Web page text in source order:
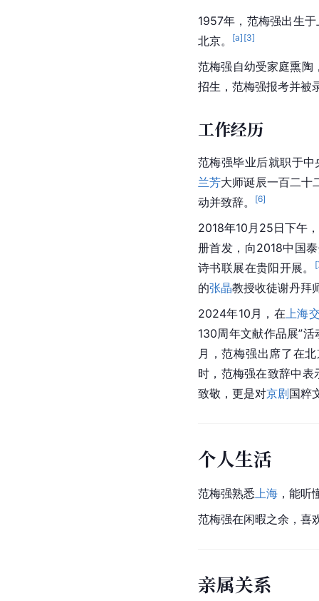
1957年，范梅强出生
北京。
[a] [3]
范梅强自幼受家庭熏陶
招生，范梅强报考并被
工作经历
范梅强毕业后就职于
兰芳大师诞辰一百二十
动并致辞。
[6]
2018年10月25日下午
册首发，向2018中国
诗书联展在贵阳开展。
[
的张晶教授收徒谢丹拜
2024年10月，在 上海
130周年文献作品展”
月，范梅强出席了在
时，范梅强在致辞中
致敬，更是对京剧国粹
个人生活
范梅强熟悉 上海 ，能听
范梅强在闲暇之余，喜
亲属关系